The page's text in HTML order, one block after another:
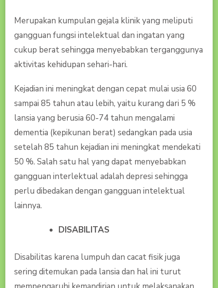
Merupakan kumpulan gejala klinik yang meliputi
gangguan fungsi intelektual dan ingatan yang
cukup berat sehingga menyebabkan terganggunya
aktivitas kehidupan sehari-hari.
Kejadian ini meningkat dengan cepat mulai usia 60
sampai 85 tahun atau lebih, yaitu kurang dari 5 %
lansia yang berusia 60-74 tahun mengalami
dementia (kepikunan berat) sedangkan pada usia
setelah 85 tahun kejadian ini meningkat mendekati
50 %. Salah satu hal yang dapat menyebabkan
gangguan interlektual adalah depresi sehingga
perlu dibedakan dengan gangguan intelektual
lainnya.
DISABILITAS
Disabilitas karena lumpuh dan cacat fisik juga
sering ditemukan pada lansia dan hal ini turut